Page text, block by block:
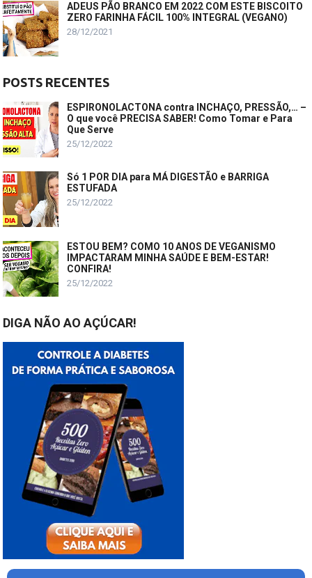
ADEUS PÃO BRANCO EM 2022 COM ESTE BISCOITO
ZERO FARINHA FÁCIL 100% INTEGRAL (VEGANO)
28/12/2021
POSTS RECENTES
ESPIRONOLACTONA contra INCHAÇO, PRESSÃO,… –
O que você PRECISA SABER! Como Tomar e Para
Que Serve
25/12/2022
Só 1 POR DIA para MÁ DIGESTÃO e BARRIGA
ESTUFADA
25/12/2022
ESTOU BEM? COMO 10 ANOS DE VEGANISMO
IMPACTARAM MINHA SAÚDE E BEM-ESTAR!
CONFIRA!
25/12/2022
DIGA NÃO AO AÇÚCAR!